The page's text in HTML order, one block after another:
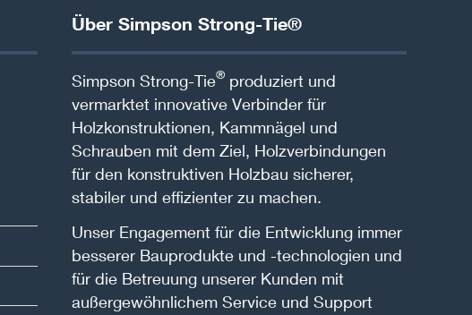
Über Simpson Strong-Tie®
Simpson Strong-Tie®produziert und
vermarktet innovative Verbinder für
Holzkonstruktionen, Kammnägel und
Schrauben mit dem Ziel, Holzverbindungen
für den konstruktiven Holzbau sicherer,
stabiler und effizienter zu machen.
Unser Engagement für die Entwicklung immer
besserer Bauprodukte und -technologien und
für die Betreuung unserer Kunden mit
außergewöhnlichem Service und Support